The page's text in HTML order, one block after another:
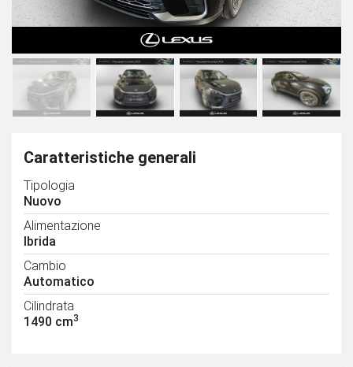
Caratteristiche generali
Tipologia
Nuovo
Alimentazione
Ibrida
Cambio
Automatico
Cilindrata
1490 cm3